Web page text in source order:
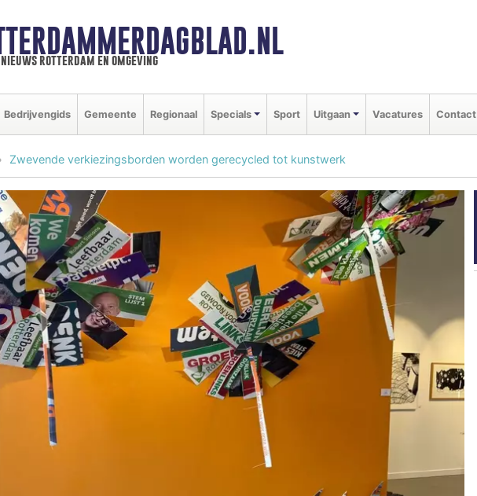
rotterdam en omgeving
Bedrijvengids Gemeente Regionaal Specials Sport Uitgaan Vacatures Contact
Zwevende verkiezingsborden worden gerecycled tot kunstwerk